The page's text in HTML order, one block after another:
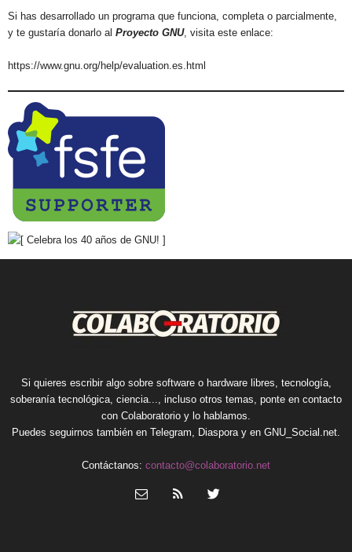
Si has desarrollado un programa que funciona, completa o parcialmente,
y te gustaría donarlo al Proyecto GNU, visita este enlace:
https://www.gnu.org/help/evaluation.es.html
Si quieres escribir algo sobre software o hardware libres, tecnología,
soberanía tecnológica, ciencia..., incluso otros temas, ponte en contacto
con Colaboratorio y lo hablamos.
Puedes seguirnos también en Telegram Diaspora y en GNU_Social.net
Contáctanos: contacto@colaboratorio.net